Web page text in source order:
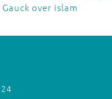
over islam